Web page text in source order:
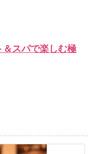
スパで楽しむ極